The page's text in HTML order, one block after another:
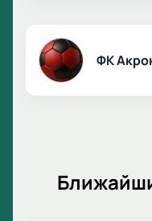
ФК